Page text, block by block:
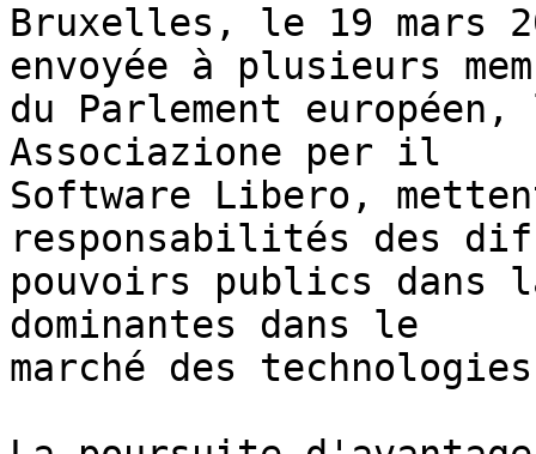
Bruxelles, le 19 mars
envoyée à plusieurs
du Parlement
Associazione per il
Software Libero,
responsabilités des
pouvoirs publics dans
dominantes dans le
marché des